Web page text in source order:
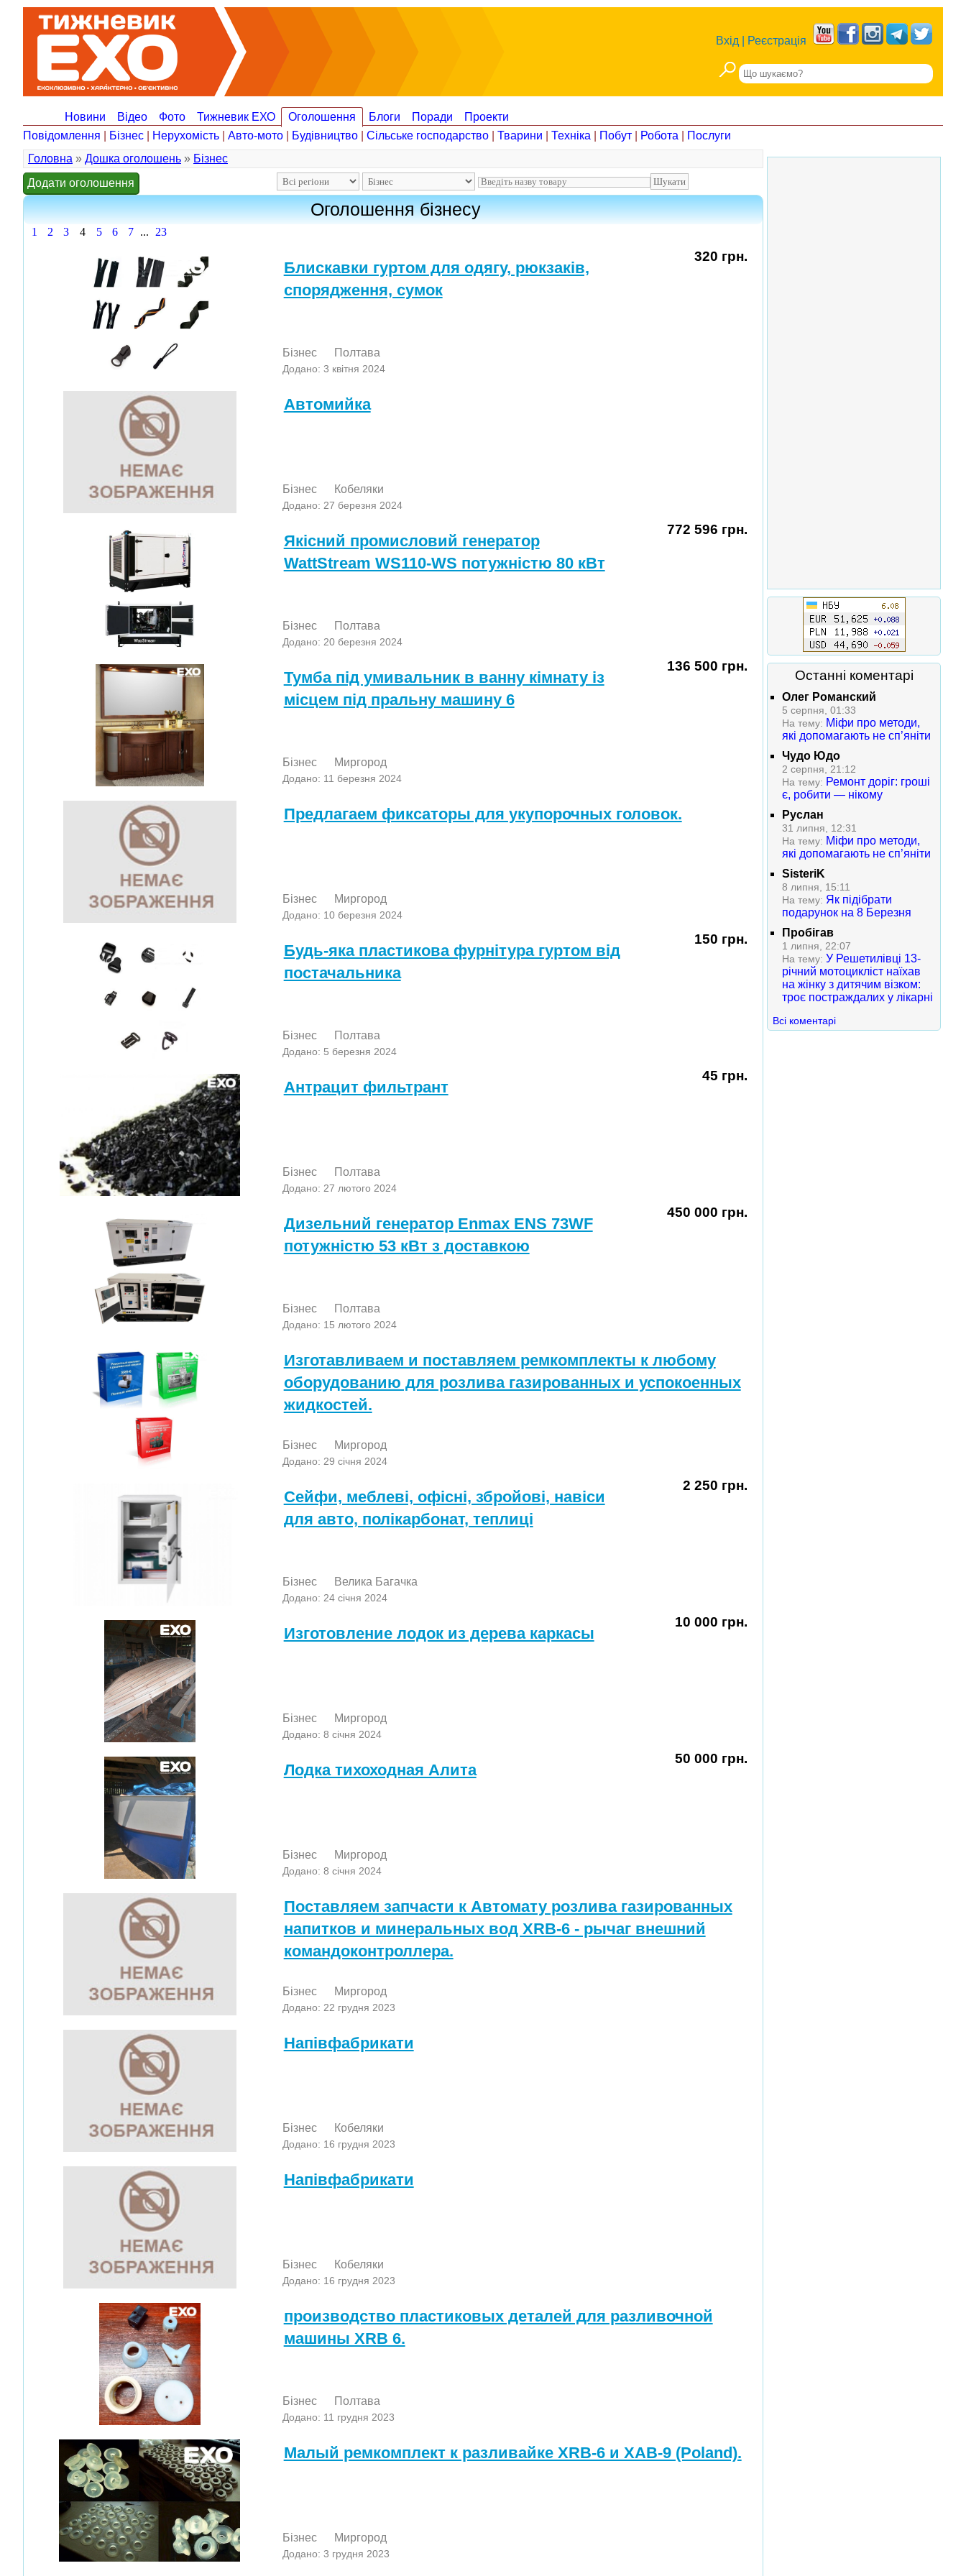
Вхід Реєстрація
Новини Відео Фото Тижневик ЕХО Оголошення Блоги Поради
Проекти
Повідомлення
Бізнес Нерухомість Авто-мото Будівництво Сільське господарство Тварини Техніка Побут Робота
Послуги
Головна » Дошка оголошень » Бізнес
Додати оголошення
Оголошення бізнесу
1 2 3 4 5 6 7 ... 23
Блискавки гуртом для одягу, рюкзаків,
спорядження, сумок
Бізнес Полтава
Додано: 3 квітня 2024
320 грн.
Автомийка
Бізнес Кобеляки
Додано: 27 березня 2024
Якісний промисловий генератор
WattStream WS110-WS потужністю 80 кВт
Бізнес Полтава
Додано: 20 березня 2024
772 596 грн.
Тумба під умивальник в ванну кімнату із
місцем під пральну машину 6
Бізнес Миргород
Додано: 11 березня 2024
136 500 грн.
Предлагаем фиксаторы для укупорочных головок.
Бізнес Миргород
Додано: 10 березня 2024
Будь-яка пластикова фурнітура гуртом від
постачальника
Бізнес Полтава
Додано: 5 березня 2024
150 грн.
Антрацит фильтрант
Бізнес Полтава
Додано: 27 лютого 2024
45 грн.
Дизельний генератор Enmax ENS 73WF
потужністю 53 кВт з доставкою
Бізнес Полтава
Додано: 15 лютого 2024
450 000 грн.
Изготавливаем и поставляем ремкомплекты к любому
оборудованию для розлива газированных и успокоенных
жидкостей.
Бізнес Миргород
Додано: 29 січня 2024
Сейфи, меблеві, офісні, збройові, навіси
для авто, полікарбонат, теплиці
Бізнес Велика Багачка
Додано: 24 січня 2024
2 250 грн.
Изготовление лодок из дерева каркасы
Бізнес Миргород
Додано: 8 січня 2024
10 000 грн.
Лодка тихоходная Алита
Бізнес Миргород
Додано: 8 січня 2024
50 000 грн.
Поставляем запчасти к Автомату розлива газированных
напитков и минеральных вод XRB-6 - рычаг внешний
командоконтроллера.
Бізнес Миргород
Додано: 22 грудня 2023
Напівфабрикати
Бізнес Кобеляки
Додано: 16 грудня 2023
Напівфабрикати
Бізнес Кобеляки
Додано: 16 грудня 2023
производство пластиковых деталей для разливочной
машины XRB 6.
Бізнес Полтава
Додано: 11 грудня 2023
Малый ремкомплект к разливайке XRB-6 и XAB-9 (Poland).
Бізнес Миргород
Додано: 3 грудня 2023
Останні коментарі
Олег Романский
5 серпня, 01:33
На тему: Міфи про методи,
які допомагають не сп’яніти
Чудо Юдо
2 серпня, 21:12
На тему: Ремонт доріг: гроші
є, робити — нікому
Руслан
31 липня, 12:31
На тему: Міфи про методи,
які допомагають не сп’яніти
SisteriK
8 липня, 15:11
На тему: Як підібрати
подарунок на 8 Березня
Пробігав
1 липня, 22:07
На тему: У Решетилівці 13-
річний мотоцикліст наїхав
на жінку з дитячим візком:
троє постраждалих у лікарні
Всі коментарі